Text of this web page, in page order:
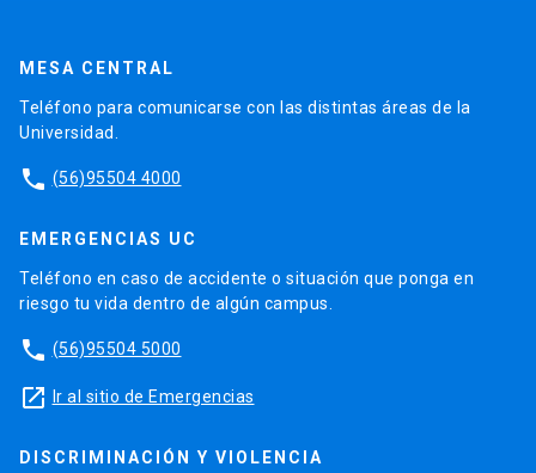
MESA CENTRAL
Teléfono para comunicarse con las distintas áreas de la
Universidad.
phone (56)95504 4000
EMERGENCIAS UC
Teléfono en caso de accidente o situación que ponga en
riesgo tu vida dentro de algún campus.
phone (56)95504 5000
launch Ir al sitio de Emergencias
DISCRIMINACIÓN Y VIOLENCIA